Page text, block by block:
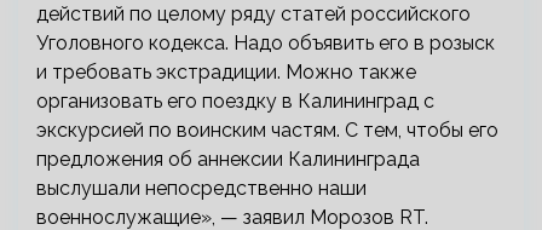
действий по целому ряду статей российского
Уголовного кодекса. Надо объявить его в розыск
и требовать экстрадиции. Можно также
организовать его поездку в Калининград с
экскурсией по воинским частям. С тем, чтобы его
предложения об аннексии Калининграда
выслушали непосредственно наши
военнослужащие», — заявил Морозов RT.